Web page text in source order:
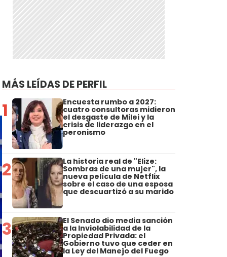
MÁS LEÍDAS DE PERFIL
1 Encuesta rumbo a 2027:
cuatro consultoras midieron
el desgaste de Milei y la
crisis de liderazgo en el
peronismo
2 La historia real de "Elize:
Sombras de una mujer", la
nueva película de Netflix
sobre el caso de una esposa
que descuartizó a su marido
3 El Senado dio media sanción
a la Inviolabilidad de la
Propiedad Privada: el
Gobierno tuvo que ceder en
la Ley del Manejo del Fuego